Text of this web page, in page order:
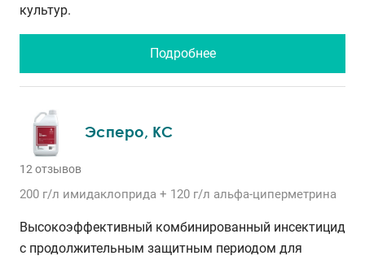
культур.
Подробнее
Эсперо, КС
12 отзывов
200 г/л имидаклоприда + 120 г/л альфа-циперметрина
Высокоэффективный комбинированный инсектицид
с продолжительным защитным периодом для